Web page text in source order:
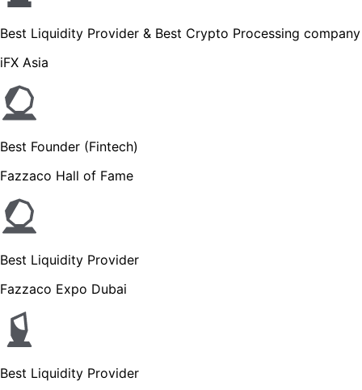
Best Liquidity Provider & Best Crypto Processing company
iFX Asia
Best Founder (Fintech)
Fazzaco Hall of Fame
Best Liquidity Provider
Fazzaco Expo Dubai
Best Liquidity Provider